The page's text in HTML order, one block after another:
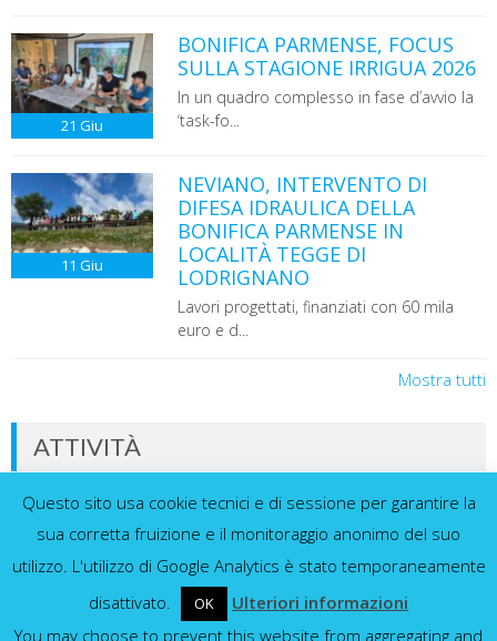
21 Giu
BONIFICA PARMENSE, FOCUS
SULLA STAGIONE IRRIGUA 2026
In un quadro complesso in fase d’avvio la
‘task-fo...
11 Giu
NEVIANO, INTERVENTO DI
DIFESA IDRAULICA DELLA
BONIFICA PARMENSE IN
LOCALITÀ TEGGE DI
LODRIGNANO
Lavori progettati, finanziati con 60 mila
euro e d...
Mostra tutti
ATTIVITÀ
Dati in tempo reale dalla nostra rete di
sensori
Questo sito usa cookie tecnici e di sessione per garantire la
sua corretta fruizione e il monitoraggio anonimo del suo
utilizzo. L'utilizzo di Google Analytics è stato temporaneamente
disattivato.
OK
Ulteriori informazioni
You may choose to prevent this website from aggregating and